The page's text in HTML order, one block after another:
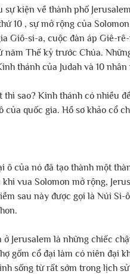
kiện về thành phố
10 , sự mở rộng của
Giô-si-a, cuộc đàn áp Giê-
Thế kỷ trước Chúa.
thánh của Judah và 10
sao? Kinh thánh có nhiều
của quốc gia. Hồ sơ khảo cổ
ô của nó đã tạo thành một
vua Solomon mở rộng,
sau này được gọi là Núi Si-
Jerusalem là những chiếc
gốm cổ đại làm có niên đại
sống từ rất sớm trong lịch